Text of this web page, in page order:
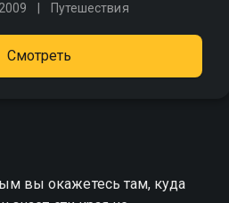
2009 Путешествия
Смотреть
вы окажетесь там, куда